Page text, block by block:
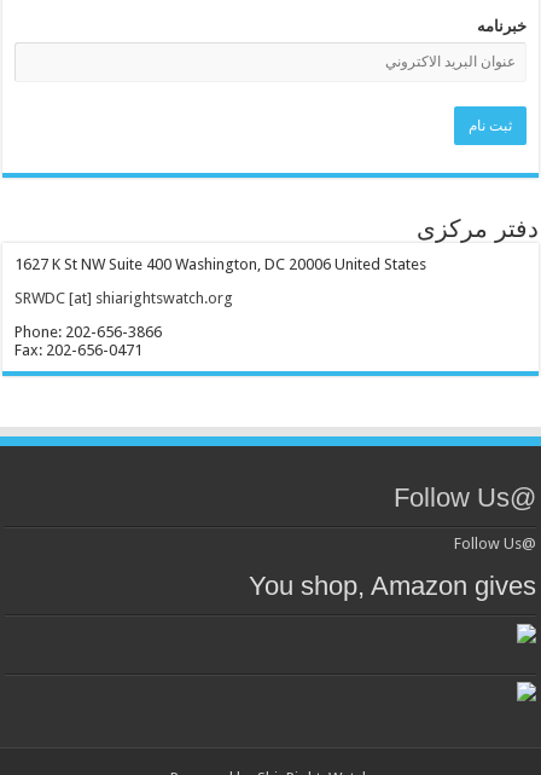
خبرنامه
دفتر مرکزی
1627 K St NW Suite 400 Washington, DC 20006 United States
SRWDC [at] shiarightswatch.org
Phone: 202-656-3866
Fax: 202-656-0471
@Follow Us
@Follow Us
You shop, Amazon gives